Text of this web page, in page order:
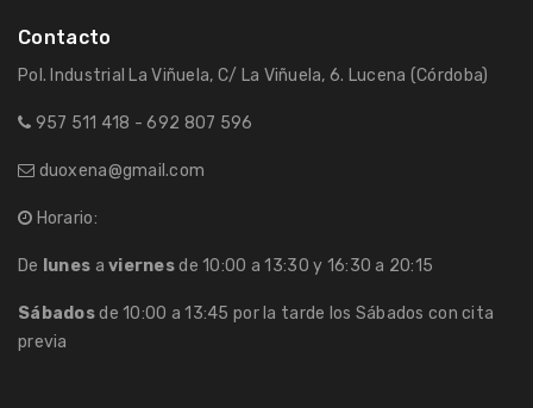
Contacto
Pol. Industrial La Viñuela, C/ La Viñuela, 6. Lucena (Córdoba)
957 511 418 - 692 807 596
duoxena@gmail.com
Horario:
De lunes aviernesde 10:00 a 13:30 y 16:30 a 20:15
Sábadosde 10:00 a 13:45 por la tarde los Sábados con cita
previa